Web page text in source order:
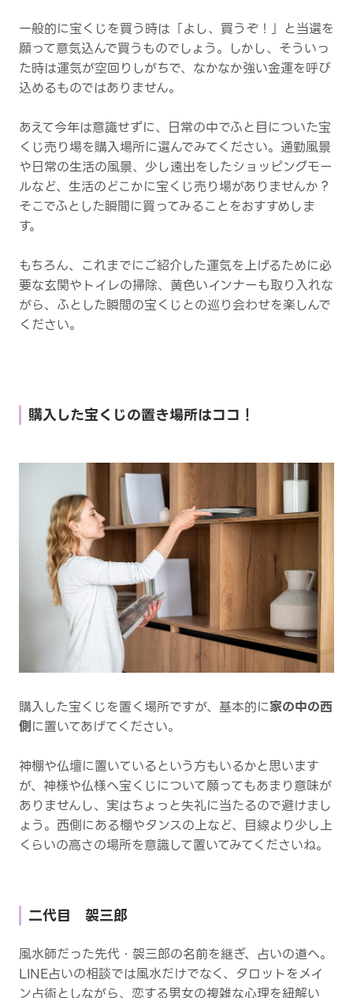
一般的に宝くじを買う時は「よし、買うぞ！」と当選を
願って意気込んで買うものでしょう。しかし、そういっ
た時は運気が空回りしがちで、なかなか強い金運を呼び
込めるものではありません。
あえて今年は意識せずに、日常の中でふと目についた宝
くじ売り場を購入場所に選んでみてください。通勤風景
や日常の生活の風景、少し遠出をしたショッピングモー
ルなど、生活のどこかに宝くじ売り場がありませんか？
そこでふとした瞬間に買ってみることをおすすめしま
す。
もちろん、これまでにご紹介した運気を上げるために必
要な玄関やトイレの掃除、黄色いインナーも取り入れな
がら、ふとした瞬間の宝くじとの巡り会わせを楽しんで
ください。
購入した宝くじの置き場所はココ！
購入した宝くじを置く場所ですが、基本的に家の中の西
側に置いてあげてください。
神棚や仏壇に置いているという方もいるかと思います
が、神様や仏様へ宝くじについて願ってもあまり意味が
ありませんし、実はちょっと失礼に当たるので避けまし
ょう。西側にある棚やタンスの上など、目線より少し上
くらいの高さの場所を意識して置いてみてくださいね。
二代目 袈三郎
風水師だった先代・袈三郎の名前を継ぎ、占いの道へ。
LINE占いの相談では風水だけでなく、タロットをメイ
ン占術としながら、恋する男女の複雑な心理を紐解い